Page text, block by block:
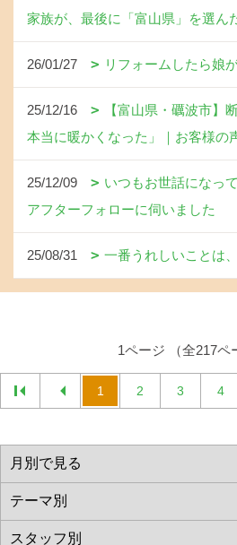
家族が、最後に「富山県」を選ん
26/01/27 リフォームしたら娘
25/12/16
【富山県・礪波市】
本当に暖かくなった」｜お客様の
25/12/09
いつもお世話になっ
アフターフォローに伺いました
25/08/31 一番うれしいことは、
1ページ （全217ペ
1 2 3 4